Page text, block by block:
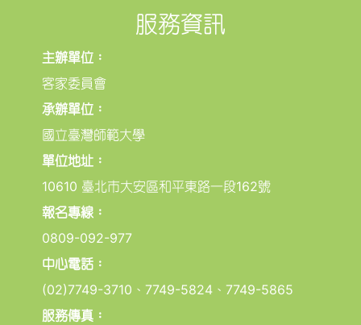
服務資訊
主辦單位：
客家委員會
承辦單位：
國立臺灣師範大學
單位地址：
10610 臺北市大安區和平東路一段162號
報名專線：
0809-092-977
中心電話：
(02)7749-3710、7749-5824、7749-5865
服務傳真：